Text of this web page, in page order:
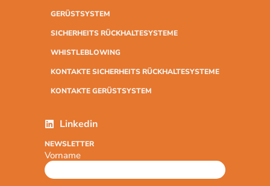
GERÜSTSYSTEM
SICHERHEITS RÜCKHALTESYSTEME
WHISTLEBLOWING
KONTAKTE SICHERHEITS RÜCKHALTESYSTEME
KONTAKTE GERÜSTSYSTEM
Linkedin
NEWSLETTER
Vorname